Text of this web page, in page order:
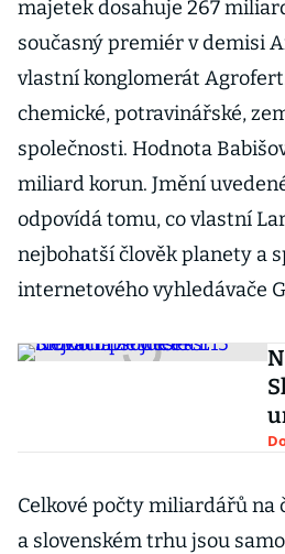
majetek dosahuje 267
současný premiér v demisi
vlastní konglomerát
chemické, potravinářské,
společnosti. Hodnota
miliard korun. Jmění
odpovídá tomu, co vlastní
nejbohatší člověk planety a
internetového vyhledávače
Celkové počty miliardářů na
a slovenském trhu jsou